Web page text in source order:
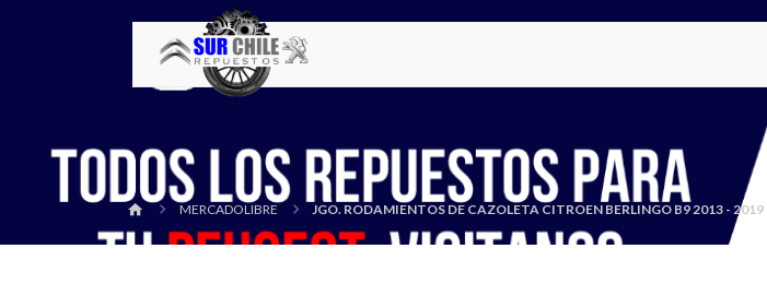
MERCADOLIBRE JGO. RODAMIENTOS DE CAZOLETA CITROEN BERLINGO B9 2013 - 2019